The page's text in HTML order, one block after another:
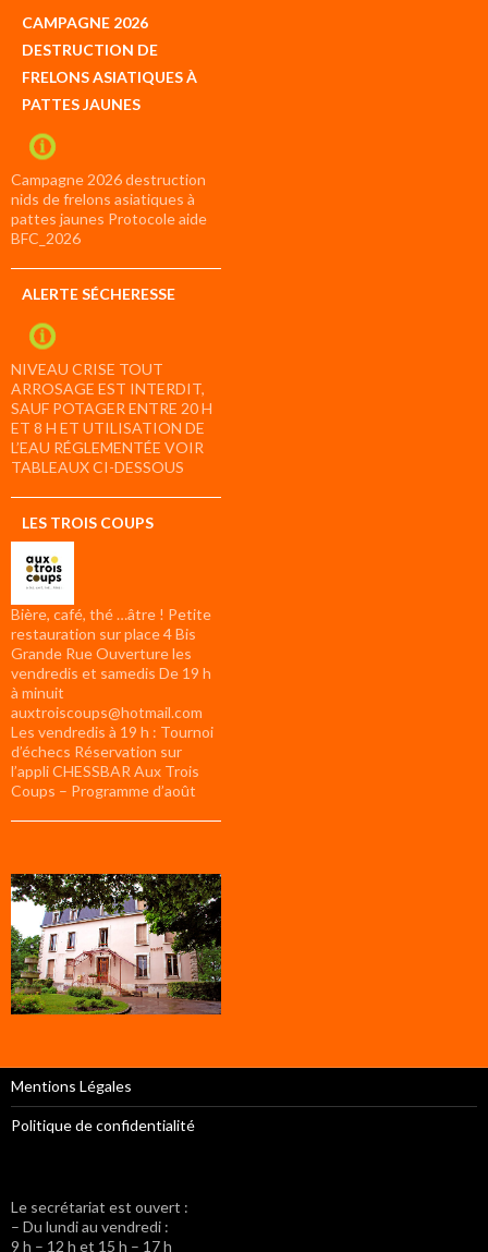
CAMPAGNE 2026
DESTRUCTION DE
FRELONS ASIATIQUES À
PATTES JAUNES
Campagne 2026 destruction
nids de frelons asiatiques à
pattes jaunes Protocole aide
BFC_2026
ALERTE SÉCHERESSE
NIVEAU CRISE TOUT
ARROSAGE EST INTERDIT,
SAUF POTAGER ENTRE 20 H
ET 8 H ET UTILISATION DE
L’EAU RÉGLEMENTÉE VOIR
TABLEAUX CI-DESSOUS
LES TROIS COUPS
Bière, café, thé …âtre ! Petite
restauration sur place 4 Bis
Grande Rue Ouverture les
vendredis et samedis De 19 h
à minuit
auxtroiscoups@hotmail.com
Les vendredis à 19 h : Tournoi
d’échecs Réservation sur
l’appli CHESSBAR Aux Trois
Coups – Programme d’août
Mentions Légales
Politique de confidentialité
Le secrétariat est ouvert :
– Du lundi au vendredi :
9 h – 12 h et 15 h – 17 h